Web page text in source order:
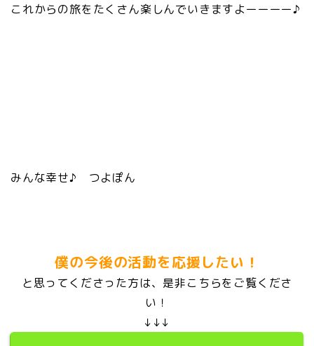
これからの旅をたくさん楽しんでいきますよーーーー♪
みんな幸せ♪ つよぽん
僕の今後の活動を応援したい！
と思ってくださった方は、是非こちらをご覧くださ
い！
↓↓↓